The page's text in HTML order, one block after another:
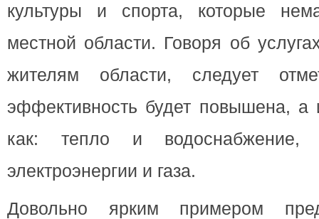
культуры и спорта, которые
местной области. Говоря об
жителям области, следует
эффективность будет повышена, а
как: тепло и
электроэнергии и газа.
Довольно ярким примером